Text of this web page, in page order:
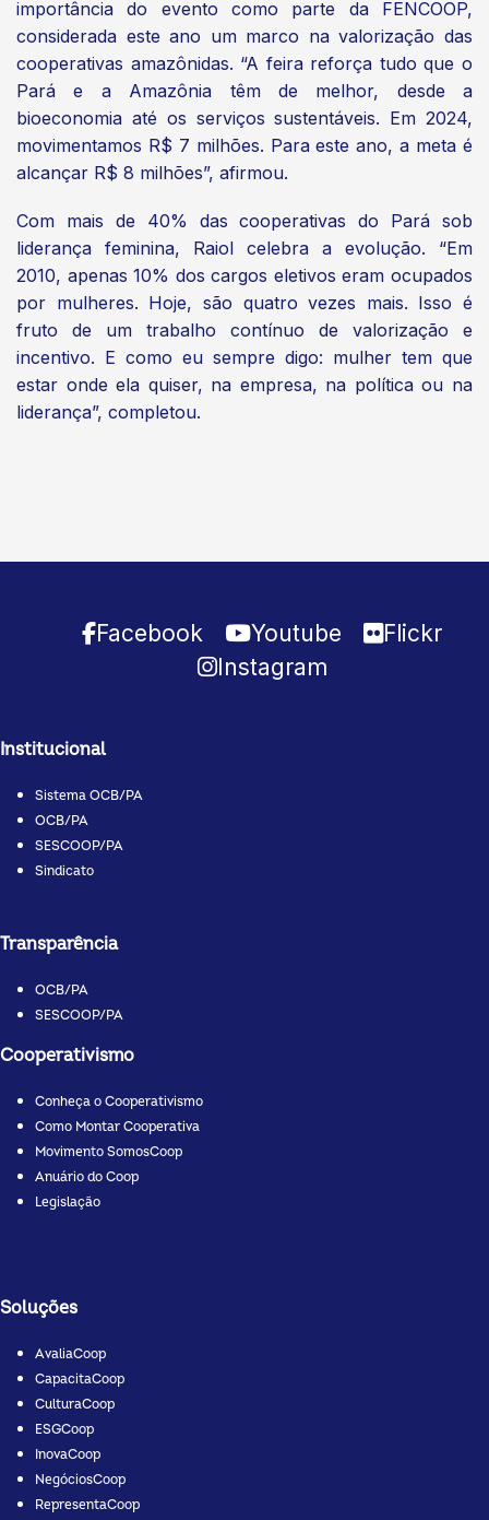
importância do evento como parte da FENCOOP,
considerada este ano um marco na valorização das
cooperativas amazônidas. “A feira reforça tudo que o
Pará e a Amazônia têm de melhor, desde a
bioeconomia até os serviços sustentáveis. Em 2024,
movimentamos R$ 7 milhões. Para este ano, a meta é
alcançar R$ 8 milhões”, afirmou.
Com mais de 40% das cooperativas do Pará sob
liderança feminina, Raiol celebra a evolução. “Em
2010, apenas 10% dos cargos eletivos eram ocupados
por mulheres. Hoje, são quatro vezes mais. Isso é
fruto de um trabalho contínuo de valorização e
incentivo. E como eu sempre digo: mulher tem que
estar onde ela quiser, na empresa, na política ou na
liderança”, completou.
Facebook Youtube
Flickr
Instagram
Institucional
Sistema OCB/PA
OCB/PA
SESCOOP/PA
Sindicato
Transparência
OCB/PA
SESCOOP/PA
Cooperativismo
Conheça o Cooperativismo
Como Montar Cooperativa
Movimento SomosCoop
Anuário do Coop
Legislação
Soluções
AvaliaCoop
CapacitaCoop
CulturaCoop
ESGCoop
InovaCoop
NegóciosCoop
RepresentaCoop